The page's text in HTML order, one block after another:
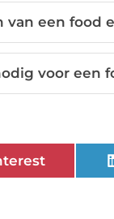
een food
voor een